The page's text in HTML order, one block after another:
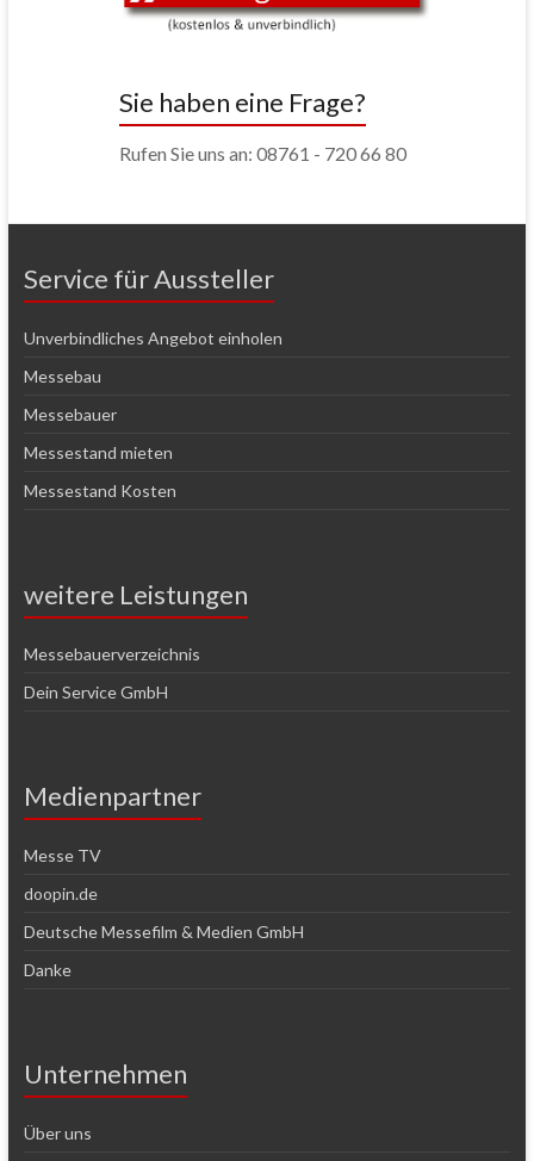
Sie haben eine Frage?
Rufen Sie uns an: 08761 - 720 66 80
Service für Aussteller
Unverbindliches Angebot einholen
Messebau
Messebauer
Messestand mieten
Messestand Kosten
weitere Leistungen
Messebauerverzeichnis
Dein Service GmbH
Medienpartner
Messe TV
doopin.de
Deutsche Messefilm & Medien GmbH
Danke
Unternehmen
Über uns